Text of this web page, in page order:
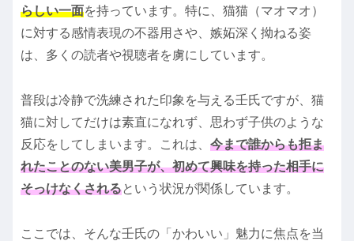
らしい一面を持っています。特に、猫猫（マオマオ）
に対する感情表現の不器用さや、嫉妬深く拗ねる姿
は、多くの読者や視聴者を虜にしています。
普段は冷静で洗練された印象を与える壬氏ですが、猫
猫に対してだけは素直になれず、思わず子供のような
反応をしてしまいます。これは、 今まで誰からも拒ま
れたことのない美男子が、初めて興味を持った相手に
そっけなくされるという状況が関係しています。
ここでは、そんな壬氏の「かわいい」魅力に焦点を当